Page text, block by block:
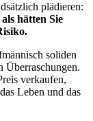
plädieren:
hätten Sie
soliden
Überraschungen.
verkaufen,
Leben und das